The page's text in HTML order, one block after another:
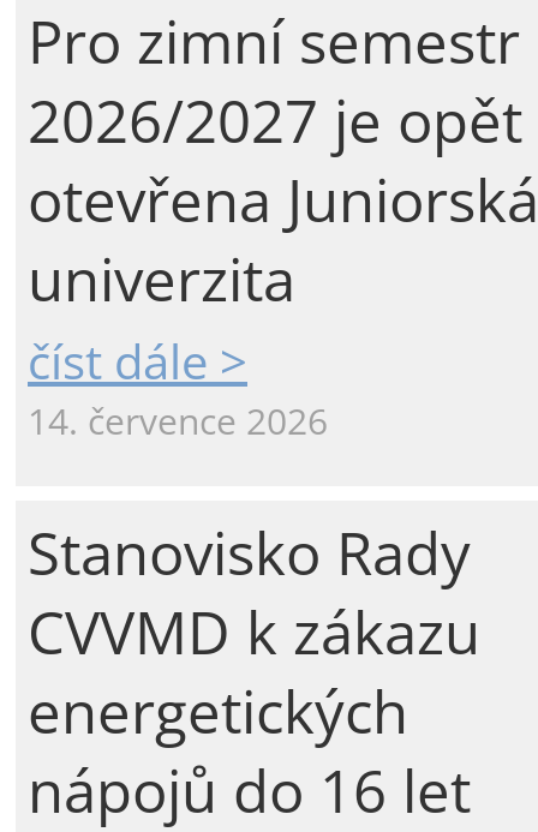
Pro zimní semestr
2026/2027 je opět
otevřena Juniorská
univerzita
číst dále >
14. července 2026
Stanovisko Rady
CVVMD k zákazu
energetických
nápojů do 16 let